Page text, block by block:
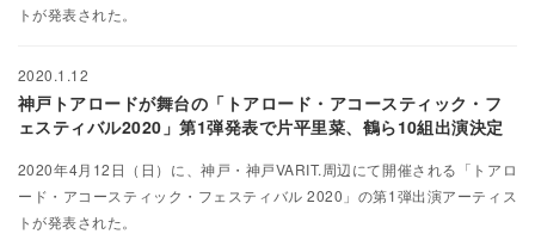
トが発表された。
2020.1.12
神戸トアロードが舞台の「トアロード・アコースティック・フ
ェスティバル2020」第1弾発表で片平里菜、鶴ら10組出演決定
2020年4月12日（日）に、神戸・神戸VARIT.周辺にて開催される「トアロ
ード・アコースティック・フェスティバル 2020」の第1弾出演アーティス
トが発表された。